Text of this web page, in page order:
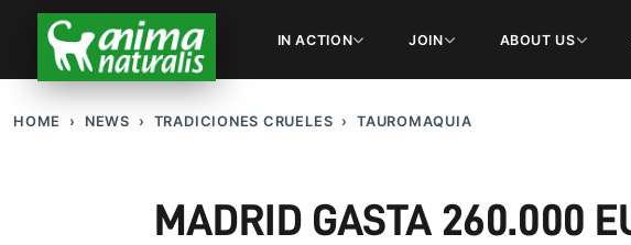
IN ACTION JOIN ABOUT US
HOME NEWS TRADICIONES CRUELES TAUROMAQUIA
MADRID GASTA 260.000